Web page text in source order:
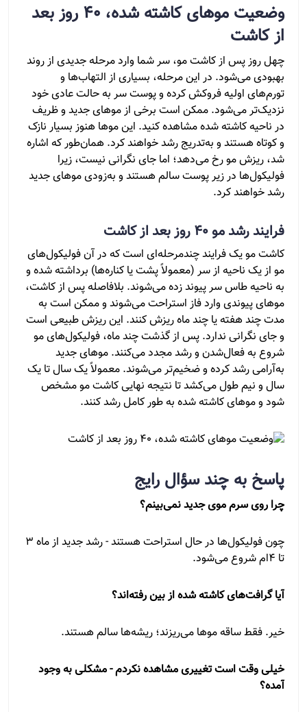
وضعیت موهای کاشته شده، ۴۰ روز بعد
از کاشت
چهل روز پس از کاشت مو، سر شما وارد مرحله جدیدی از روند
بهبودی می‌شود. در این مرحله، بسیاری از التهاب‌ها و
تورم‌های اولیه فروکش کرده و پوست سر به حالت عادی خود
نزدیک‌تر می‌شود. ممکن است برخی از موهای جدید و ظریف
در ناحیه کاشته شده مشاهده کنید. این موها هنوز بسیار نازک
و کوتاه هستند و به‌تدریج رشد خواهند کرد. همان‌طور که اشاره
شد، ریزش مو رخ می‌دهد؛ اما جای نگرانی نیست، زیرا
فولیکول‌ها در زیر پوست سالم هستند و به‌زودی موهای جدید
رشد خواهند کرد.
فرایند رشد مو ۴۰ روز بعد از کاشت
کاشت مو یک فرایند چندمرحله‌ای است که در آن فولیکول‌های
مو از یک ناحیه از سر (معمولاً پشت یا کناره‌ها) برداشته شده و
به ناحیه طاس سر پیوند زده می‌شوند. بلافاصله پس از کاشت،
موهای پیوندی وارد فاز استراحت می‌شوند و ممکن است به
مدت چند هفته یا چند ماه ریزش کنند. این ریزش طبیعی است
و جای نگرانی ندارد. پس از گذشت چند ماه، فولیکول‌های مو
شروع به فعال‌شدن و رشد مجدد می‌کنند. موهای جدید
به‌آرامی رشد کرده و ضخیم‌تر می‌شوند. معمولاً یک سال تا یک
سال و نیم طول می‌کشد تا نتیجه نهایی کاشت مو مشخص
شود و موهای کاشته شده به طور کامل رشد کنند.
پاسخ به چند سؤال رایج
چرا روی سرم موی جدید نمی‌بینم؟
چون فولیکول‌ها در حال استراحت هستند - رشد جدید از ماه ۳
تا ۴ام شروع می‌شود.
آیا گرافت‌های کاشته شده از بین رفته‌اند؟
خیر. فقط ساقه موها می‌ریزند؛ ریشه‌ها سالم هستند.
خیلی وقت است تغییری مشاهده نکردم - مشکلی به وجود
آمده؟